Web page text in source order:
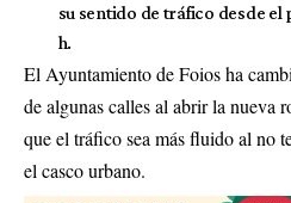
su sentido de tráfico desde el
h.
El Ayuntamiento de Foios ha
de algunas calles al abrir la nueva
que el tráfico sea más fluido al no
el casco urbano.